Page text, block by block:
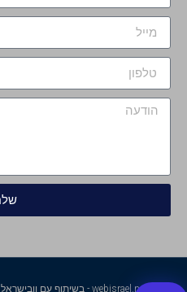
webisrael.net - בשיתוף עם וובישראל - אתר במחיר האטרקטיבי בישראל